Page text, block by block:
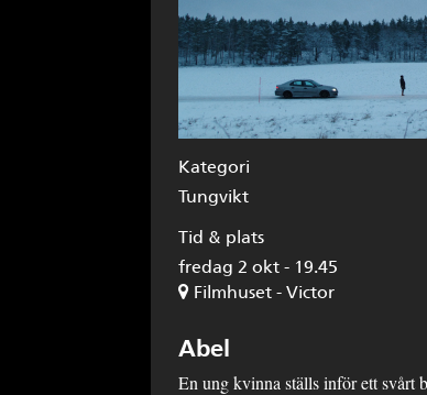
Kategori
Tungvikt
Tid & plats
fredag 2 okt - 19.45
Filmhuset - Victor
Abel
En ung kvinna ställs inför ett svårt